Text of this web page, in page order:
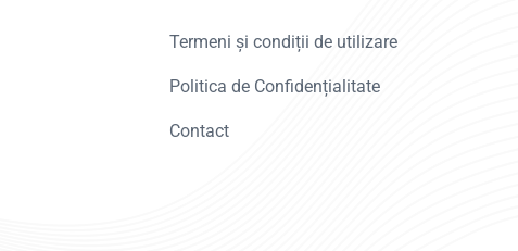
Termeni și condiții de utilizare
Politica de Confidențialitate
Contact